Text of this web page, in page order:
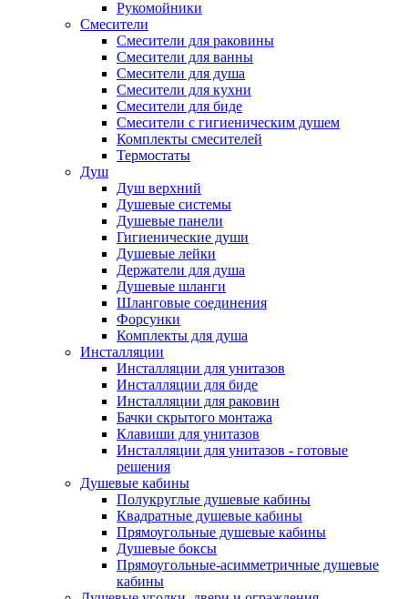
Рукомойники
Смесители
Смесители для раковины
Смесители для ванны
Смесители для душа
Смесители для кухни
Смесители для биде
Смесители с гигиеническим душем
Комплекты смесителей
Термостаты
Душ
Душ верхний
Душевые системы
Душевые панели
Гигиенические души
Душевые лейки
Держатели для душа
Душевые шланги
Шланговые соединения
Форсунки
Комплекты для душа
Инсталляции
Инсталляции для унитазов
Инсталляции для биде
Инсталляции для раковин
Бачки скрытого монтажа
Клавиши для унитазов
Инсталляции для унитазов - готовые
решения
Душевые кабины
Полукруглые душевые кабины
Квадратные душевые кабины
Прямоугольные душевые кабины
Душевые боксы
Прямоугольные-асимметричные душевые
кабины